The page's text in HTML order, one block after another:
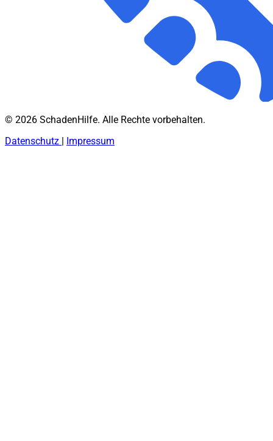
© 2026 SchadenHilfe. Alle Rechte vorbehalten.
Datenschutz
Impressum